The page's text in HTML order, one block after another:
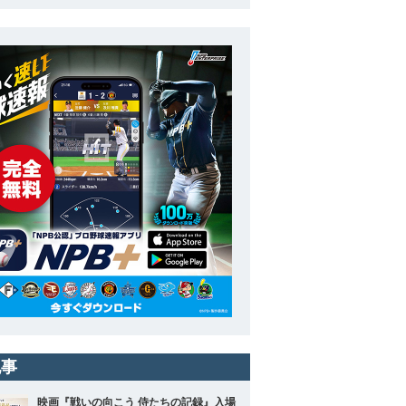
映画『戦いの向こう 侍たちの記録』入場